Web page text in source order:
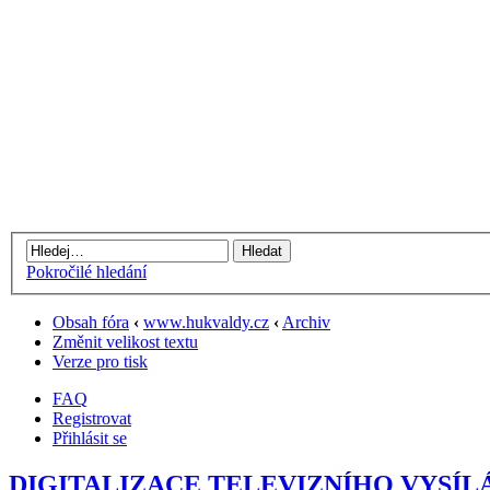
Pokročilé hledání
Obsah fóra ‹ www.hukvaldy.cz ‹Archiv
Změnit velikost textu
Verze pro tisk
FAQ
Registrovat
Přihlásit se